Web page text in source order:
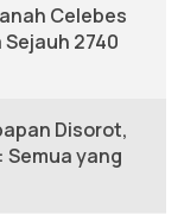
Celebes
2740
Disorot,
Semua yang